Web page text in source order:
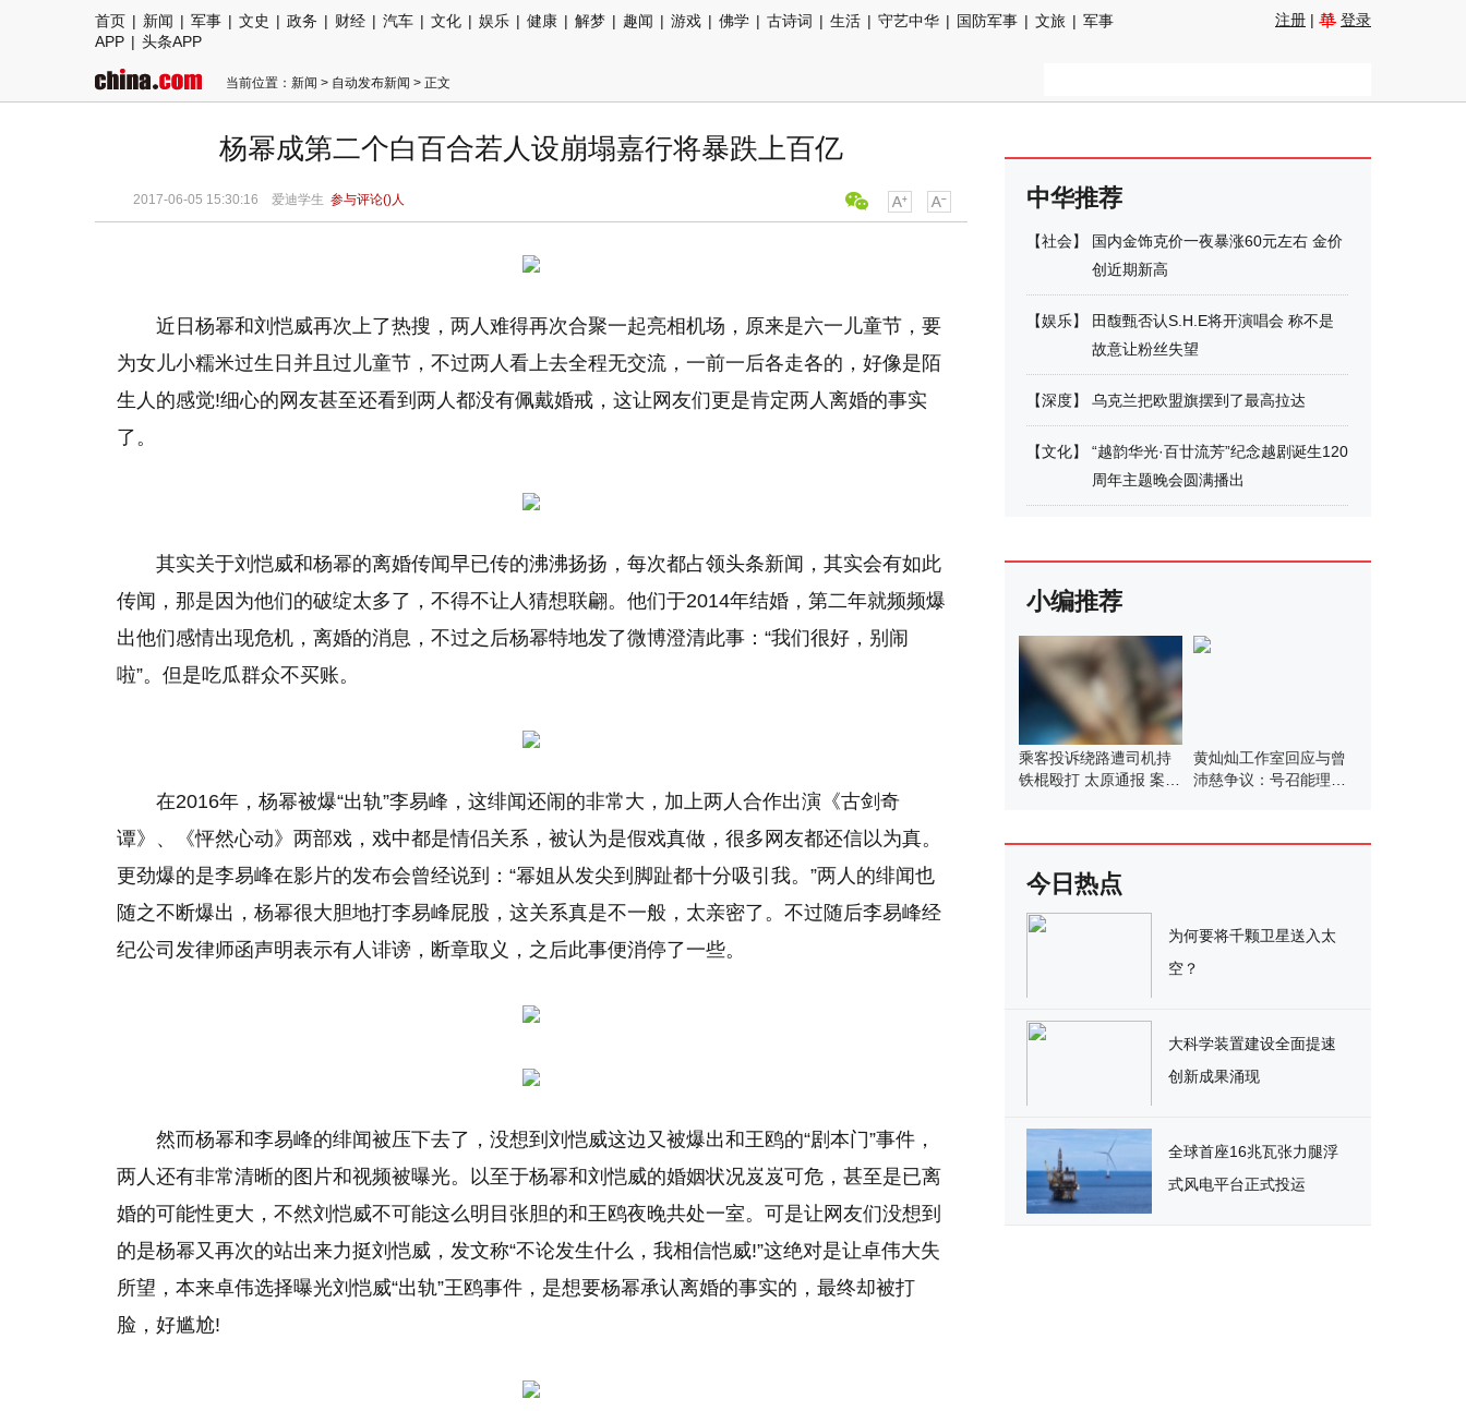
首页 | 新闻 | 军事 | 文史 | 政务 | 财经 | 汽车 | 文化 | 娱乐 | 健康 | 解梦 | 趣闻 | 游戏 | 佛学 | 古诗词 | 生活 | 守艺中华 | 国防军事 | 文旅 | 军事
APP | 头条APP
注册 | 登录
当前位置： 新闻 > 自动发布新闻 > 正文
杨幂成第二个白百合若人设崩塌嘉行将暴跌上百亿
2017-06-05 15:30:16 爱迪学生 参与评论()人
近日杨幂和刘恺威再次上了热搜，两人难得再次合聚一起亮相机场，原来是六一儿童节，要
为女儿小糯米过生日并且过儿童节，不过两人看上去全程无交流，一前一后各走各的，好像是陌
生人的感觉!细心的网友甚至还看到两人都没有佩戴婚戒，这让网友们更是肯定两人离婚的事实
了。
其实关于刘恺威和杨幂的离婚传闻早已传的沸沸扬扬，每次都占领头条新闻，其实会有如此
传闻，那是因为他们的破绽太多了，不得不让人猜想联翩。他们于2014年结婚，第二年就频频爆
出他们感情出现危机，离婚的消息，不过之后杨幂特地发了微博澄清此事：“我们很好，别闹
啦”。但是吃瓜群众不买账。
在2016年，杨幂被爆“出轨”李易峰，这绯闻还闹的非常大，加上两人合作出演《古剑奇
谭》、《怦然心动》两部戏，戏中都是情侣关系，被认为是假戏真做，很多网友都还信以为真。
更劲爆的是李易峰在影片的发布会曾经说到：“幂姐从发尖到脚趾都十分吸引我。”两人的绯闻也
随之不断爆出，杨幂很大胆地打李易峰屁股，这关系真是不一般，太亲密了。不过随后李易峰经
纪公司发律师函声明表示有人诽谤，断章取义，之后此事便消停了一些。
然而杨幂和李易峰的绯闻被压下去了，没想到刘恺威这边又被爆出和王鸥的“剧本门”事件，
两人还有非常清晰的图片和视频被曝光。以至于杨幂和刘恺威的婚姻状况岌岌可危，甚至是已离
婚的可能性更大，不然刘恺威不可能这么明目张胆的和王鸥夜晚共处一室。可是让网友们没想到
的是杨幂又再次的站出来力挺刘恺威，发文称“不论发生什么，我相信恺威!”这绝对是让卓伟大失
所望，本来卓伟选择曝光刘恺威“出轨”王鸥事件，是想要杨幂承认离婚的事实的，最终却被打
脸，好尴尬!
中华推荐
【社会】
国内金饰克价一夜暴涨60元左右 金价
创近期新高
【娱乐】
田馥甄否认S.H.E将开演唱会 称不是
故意让粉丝失望
【深度】 乌克兰把欧盟旗摆到了最高拉达
【文化】
“越韵华光·百廿流芳”纪念越剧诞生120
周年主题晚会圆满播出
小编推荐
乘客投诉绕路遭司机持
铁棍殴打 太原通报 案件
黄灿灿工作室回应与曾
沛慈争议：号召能理智
今日热点
为何要将千颗卫星送入太
空？
大科学装置建设全面提速
创新成果涌现
全球首座16兆瓦张力腿浮
式风电平台正式投运